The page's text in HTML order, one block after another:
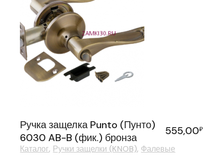
Ручка защелка Punto (Пунто)
6030 AB-B (фик.) бронза
555,00₽
Каталог Ручки защелки (KNOB) Фалевые